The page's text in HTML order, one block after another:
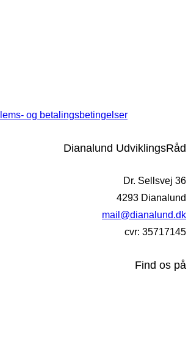
og betalingsbetingelser
Dianalund UdviklingsRåd
Dr. Sellsvej 36
4293 Dianalund
mail@dianalund.dk
cvr: 35717145
Find os på